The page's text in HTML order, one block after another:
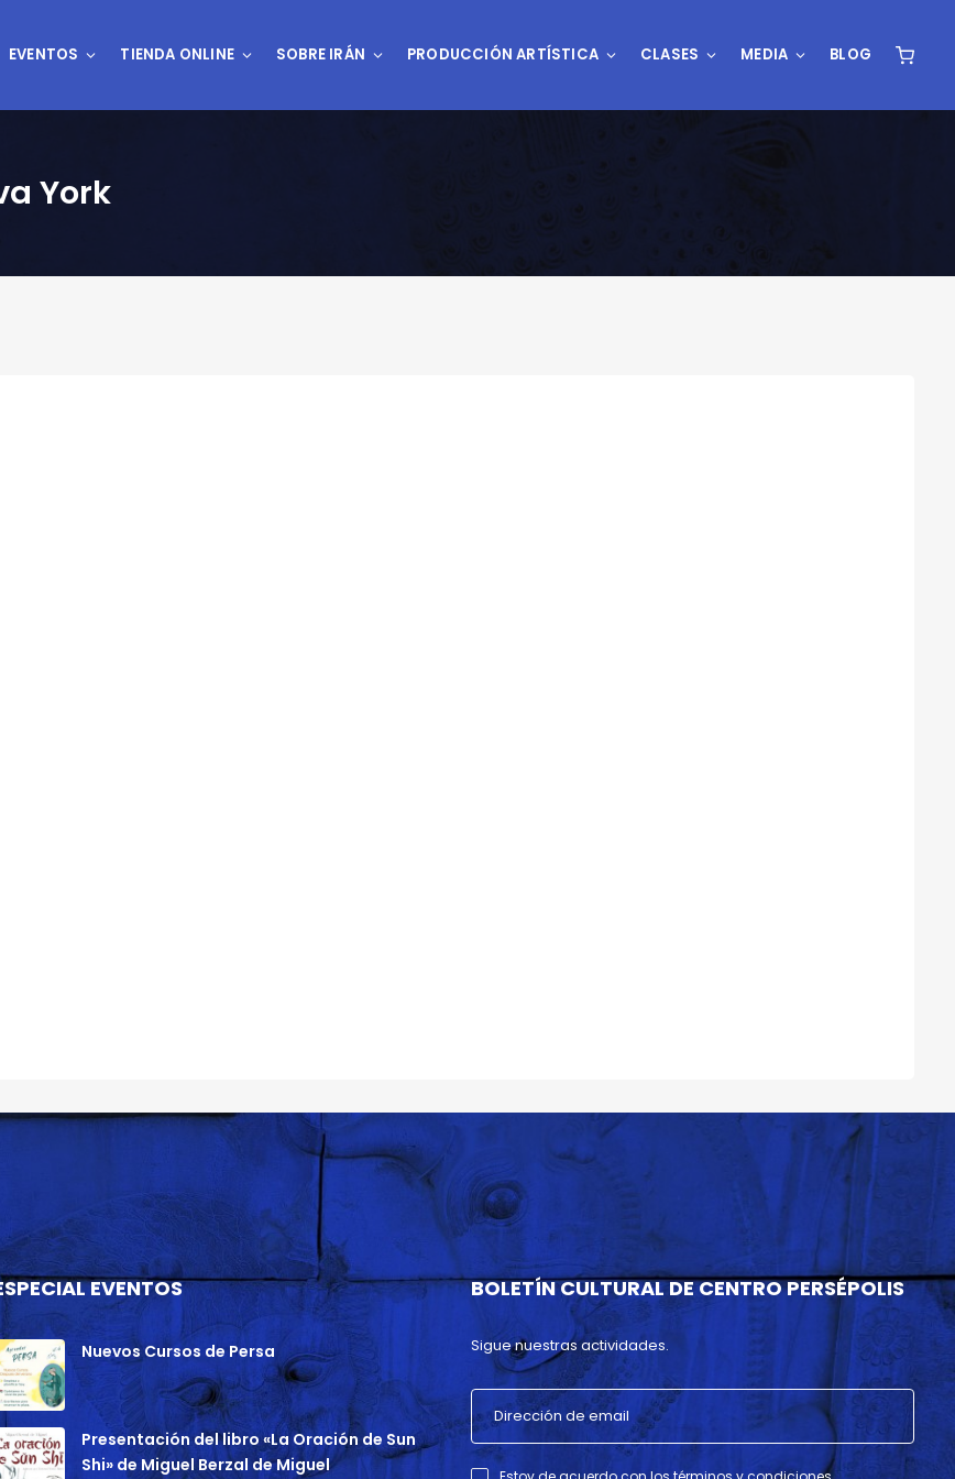
EVENTOS TIENDA ONLINE SOBRE IRÁN PRODUCCIÓN ARTÍSTICA CLASES MEDIA BLOG
York
EVENTOS
Nuevos Cursos de Persa
Presentación del libro «La Oración de Sun
Shi» de Miguel Berzal de Miguel
BOLETÍN CULTURAL DE CENTRO PERSÉPOLIS
Sigue nuestras actividades.